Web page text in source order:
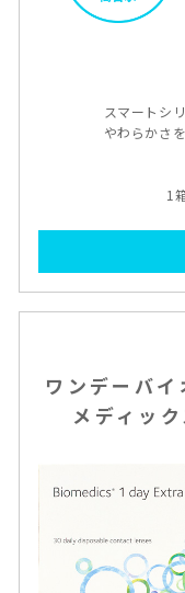
スマートシ
やわらかさ
1
ワンデーバイ
メディッ